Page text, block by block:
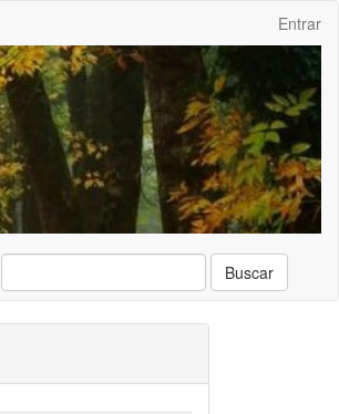
Entrar
Buscar